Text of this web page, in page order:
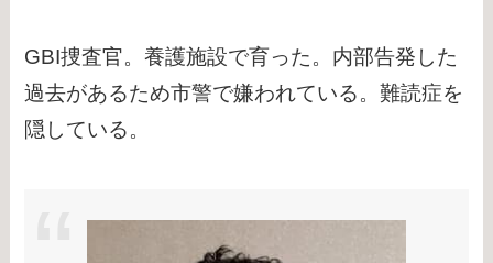
GBI捜査官。養護施設で育った。内部告発した
過去があるため市警で嫌われている。難読症を
隠している。